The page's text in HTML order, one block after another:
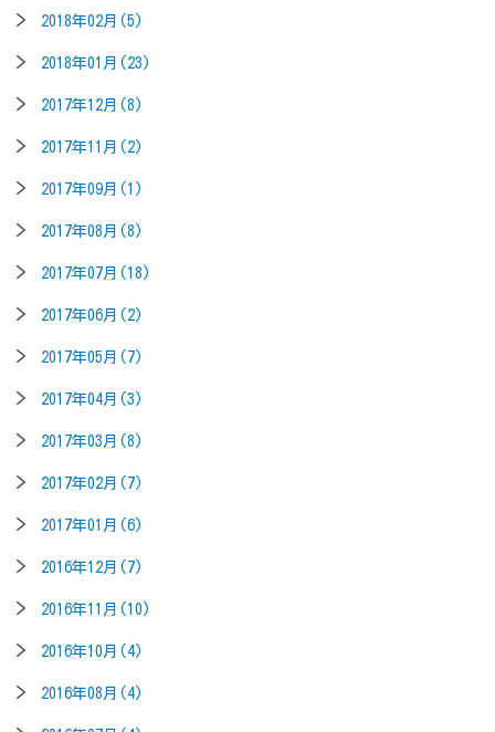
2018年02月(5)
2018年01月(23)
2017年12月(8)
2017年11月(2)
2017年09月(1)
2017年08月(8)
2017年07月(18)
2017年06月(2)
2017年05月(7)
2017年04月(3)
2017年03月(8)
2017年02月(7)
2017年01月(6)
2016年12月(7)
2016年11月(10)
2016年10月(4)
2016年08月(4)